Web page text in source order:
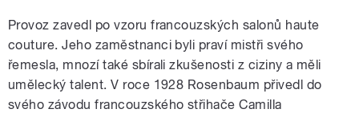
Provoz zavedl po vzoru francouzských salonů haute
couture. Jeho zaměstnanci byli praví mistři svého
řemesla, mnozí také sbírali zkušenosti z ciziny a měli
umělecký talent. V roce 1928 Rosenbaum přivedl do
svého závodu francouzského střihače Camilla